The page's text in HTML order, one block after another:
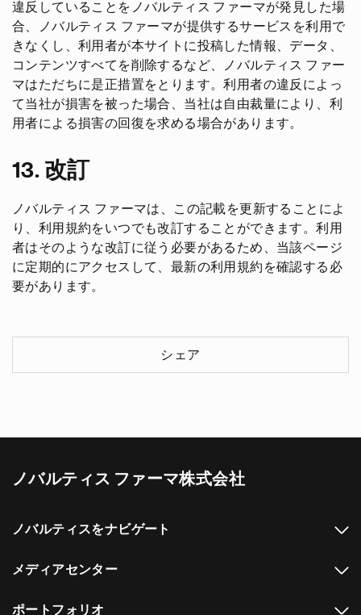
違反していることをノバルティス ファーマが発見した場
合、ノバルティス ファーマが提供するサービスを利用で
きなくし、利用者が本サイトに投稿した情報、データ、
コンテンツすべてを削除するなど、ノバルティス ファー
マはただちに是正措置をとります。利用者の違反によっ
て当社が損害を被った場合、当社は自由裁量により、利
用者による損害の回復を求める場合があります。
13. 改訂
ノバルティス ファーマは、この記載を更新することによ
り、利用規約をいつでも改訂することができます。利用
者はそのような改訂に従う必要があるため、当該ページ
に定期的にアクセスして、最新の利用規約を確認する必
要があります。
シェア
ノバルティス ファーマ株式会社
ノバルティスをナビゲート
メディアセンター
ポートフォリオ